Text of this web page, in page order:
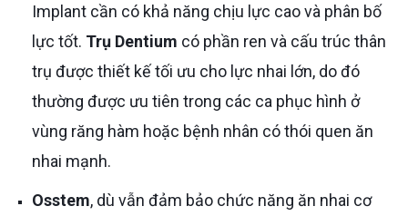
Implant cần có khả năng chịu lực cao và phân bố
lực tốt. Trụ Dentium có phần ren và cấu trúc thân
trụ được thiết kế tối ưu cho lực nhai lớn, do đó
thường được ưu tiên trong các ca phục hình ở
vùng răng hàm hoặc bệnh nhân có thói quen ăn
nhai mạnh.
Osstem, dù vẫn đảm bảo chức năng ăn nhai cơ